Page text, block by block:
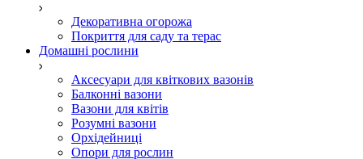
Декоративна огорожа
Покриття для саду та терас
Домашні рослини
Аксесуари для квіткових вазонів
Балконні вазони
Вазони для квітів
Розумні вазони
Орхідейниці
Опори для рослин